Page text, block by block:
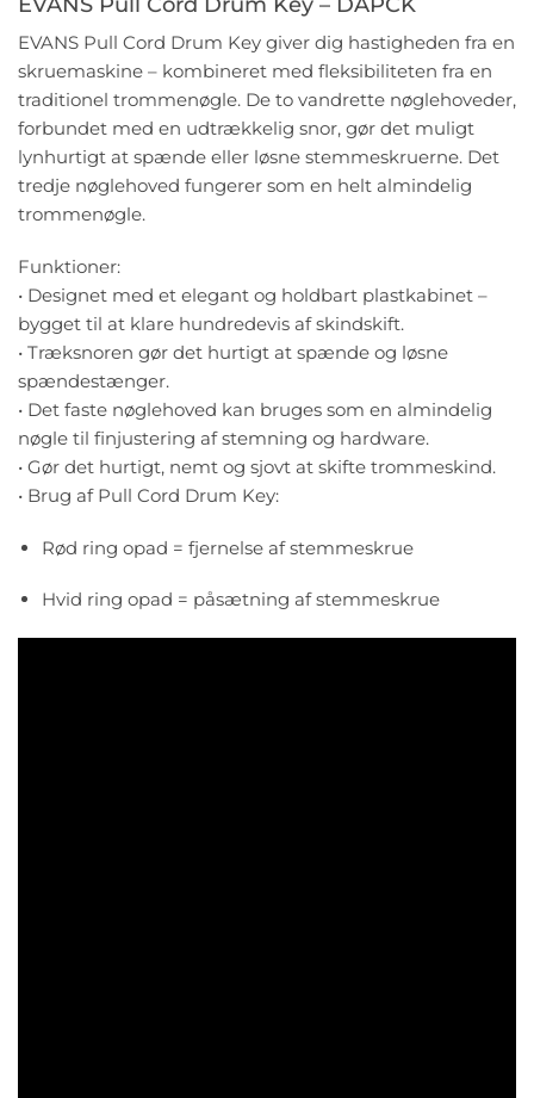
EVANS Pull Cord Drum Key giver dig hastigheden fra en
skruemaskine – kombineret med fleksibiliteten fra en
traditionel trommenøgle. De to vandrette nøglehoveder,
forbundet med en udtrækkelig snor, gør det muligt
lynhurtigt at spænde eller løsne stemmeskruerne. Det
tredje nøglehoved fungerer som en helt almindelig
trommenøgle.
Funktioner:
• Designet med et elegant og holdbart plastkabinet –
bygget til at klare hundredevis af skindskift.
• Træksnoren gør det hurtigt at spænde og løsne
spændestænger.
• Det faste nøglehoved kan bruges som en almindelig
nøgle til finjustering af stemning og hardware.
• Gør det hurtigt, nemt og sjovt at skifte trommeskind.
• Brug af Pull Cord Drum Key:
Rød ring opad = fjernelse af stemmeskrue
Hvid ring opad = påsætning af stemmeskrue